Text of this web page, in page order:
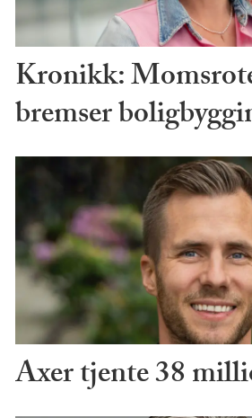
Kronikk:
bremser
Axer tjente 38